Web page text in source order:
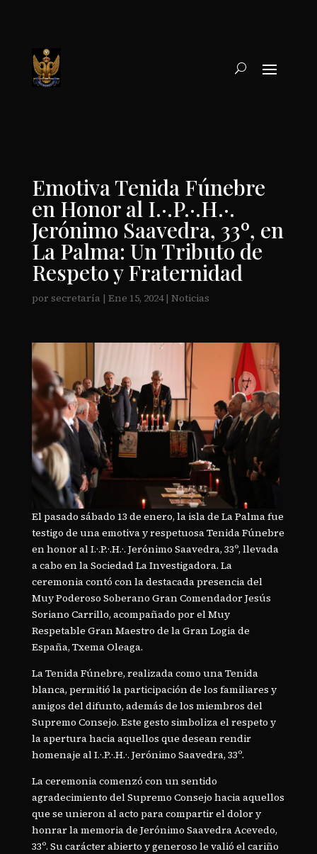
Emotiva Tenida Fúnebre
en Honor al I.·.P.·.H.·.
Jerónimo Saavedra, 33º, en
La Palma: Un Tributo de
Respeto y Fraternidad
por secretaría | Ene 15, 2024| Noticias
El pasado sábado 13 de enero, la isla de La Palma fue
testigo de una emotiva y respetuosa Tenida Fúnebre
en honor al I.·.P.·.H.·. Jerónimo Saavedra, 33º, llevada
a cabo en la Sociedad La Investigadora. La
ceremonia contó con la destacada presencia del
Muy Poderoso Soberano Gran Comendador Jesús
Soriano Carrillo, acompañado por el Muy
Respetable Gran Maestro de la Gran Logia de
España, Txema Oleaga.
La Tenida Fúnebre, realizada como una Tenida
blanca, permitió la participación de los familiares y
amigos del difunto, además de los miembros del
Supremo Consejo. Este gesto simboliza el respeto y
la apertura hacia aquellos que desean rendir
homenaje al I.·.P.·.H.·. Jerónimo Saavedra, 33º.
La ceremonia comenzó con un sentido
agradecimiento del Supremo Consejo hacia aquellos
que se unieron al acto para compartir el dolor y
honrar la memoria de Jerónimo Saavedra Acevedo,
33º. Su carácter abierto y generoso le valió el cariño